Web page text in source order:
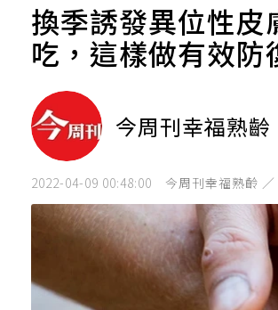
換季誘發異位性
吃，這樣做有效防
今周刊幸福熟齡
2022-04-09 00:48:00 今周刊幸福熟齡